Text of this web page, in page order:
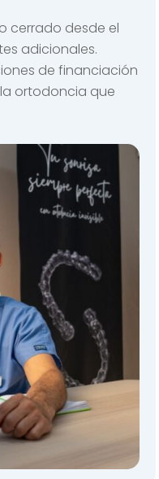
cerrado desde el
adicionales.
de financiación
ortodoncia que